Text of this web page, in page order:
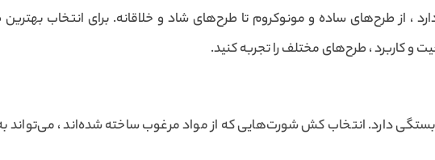
از طرح‌های ساده و مونوکروم تا طرح‌های شاد و خلاقانه. برای انتخاب
کاربرد ، طرح‌های مختلف را تجربه کنید.
دارد. انتخاب کش شورت‌هایی که از مواد مرغوب ساخته شده‌اند ، می‌تواند